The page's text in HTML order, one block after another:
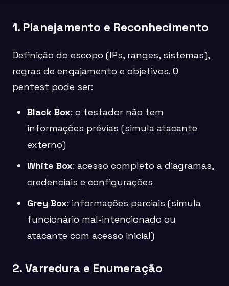
1. Planejamento e Reconhecimento
Definição do escopo (IPs, ranges, sistemas),
regras de engajamento e objetivos. O
pentest pode ser:
Black Box: o testador não tem
informações prévias (simula atacante
externo)
White Box: acesso completo a diagramas,
credenciais e configurações
Grey Box: informações parciais (simula
funcionário mal-intencionado ou
atacante com acesso inicial)
2. Varredura e Enumeração